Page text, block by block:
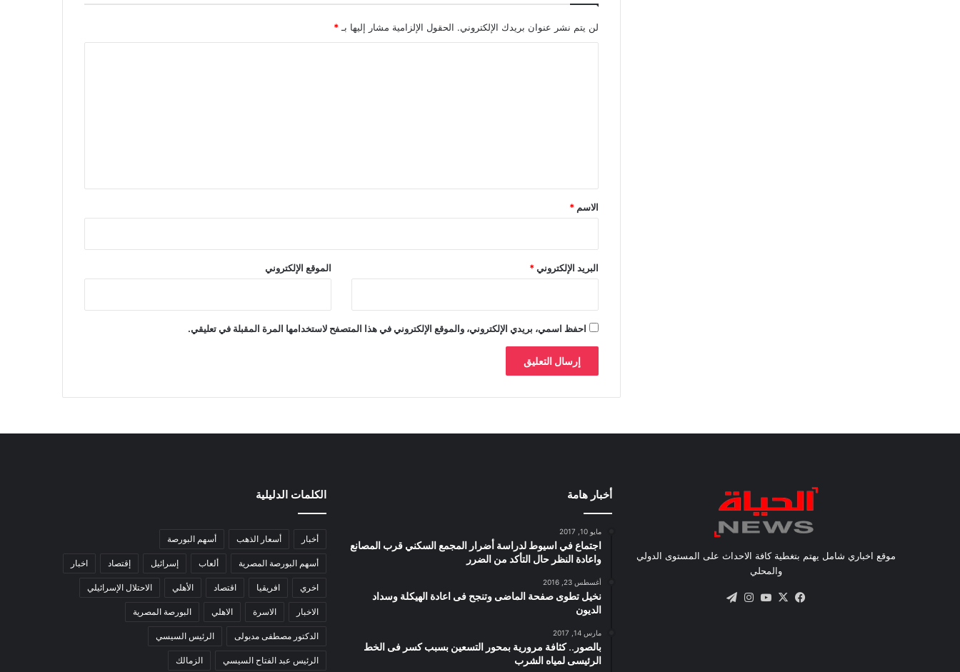
لن يتم نشر عنوان بريدك الإلكتروني. الحقول الإلزامية مشار إليها بـ *
*
الاسم *
البريد الإلكتروني* الموقع الإلكتروني
احفظ اسمي، بريدي الإلكتروني، والموقع الإلكتروني في هذا المتصفح لاستخدامها المرة المقبلة في تعليقي.
موقع اخباري شامل يهتم بتغطية كافة الاحداث على المستوى الدولي
والمحلي
فيسبوك
X يوتيوبانستقرام
أخبار هامة
مايو 10, 2017
اجتماع في اسيوط لدراسة أضرار المجمع السكني قرب المصانع
واعادة النظر حال التأكد من الضرر
أغسطس 23, 2016
نخيل تطوى صفحة الماضى وتنجح فى اعادة الهيكلة وسداد
الديون
مارس 14, 2017
بالصور.. كثافة مرورية بمحور التسعين بسبب كسر فى الخط
الرئيسى لمياه الشرب
الكلمات الدليلية
أخبار أسعار الذهب أسهم البورصة
أسهم البورصة المصرية ألعاب إسرائيل إقتصاد اخبار
اخري افريقيا اقتصاد الأهلي الاحتلال الإسرائيلي
الاخبار الاسرة الاهلي البورصة المصرية
الدكتور مصطفى مدبولى الرئيس السيسي
الرئيس عبد الفتاح السيسي الزمالك